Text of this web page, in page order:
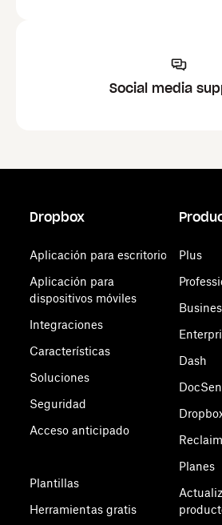
Social media
Dropbox
Aplicación para escritorio
Aplicación para
dispositivos móviles
Integraciones
Características
Soluciones
Seguridad
Acceso anticipado
Plantillas
Herramientas gratis
Plus
Dash
Planes